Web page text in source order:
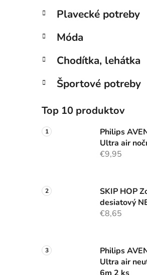
Plavecké potreby
Móda
Chodítka, lehátka
Športové potreby
Top 10 produktov
Philips
Ultra air
€9,95
SKIP HOP
desiatový
€8,65
Philips
Ultra air